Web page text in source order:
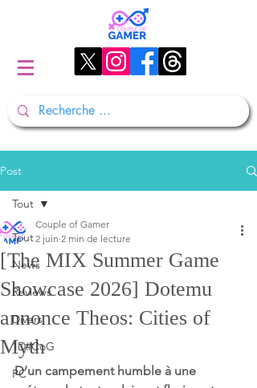
Post
Tout
News
Reviews
Divers
1D#CoG
PC
Tout
[The MIX Summer Game
Showcase 2026] Dotemu
annonce Theos: Cities of
Myth
Couple of Gamer
2 juin 2 min de lecture
D’un campement humble à une